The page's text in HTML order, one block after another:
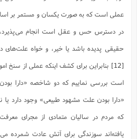
عملی است که به صورت یکسان و مستمر بر
در دسترس حس و عقل است انجام
حقیقی پدیده باشد یا خیر، و خواه علت‌‌های
بنابراین برای کشف اینکه عملی از سنخ
است بررسی نماییم که دو شاخصه «دارا
«دارا بودن علت مشهود طبیعی» وجود دارد یا
که مردم در سالیان متمادی از مجرای
یافته‌اند سوزندگی برای آتش عادت شمرده